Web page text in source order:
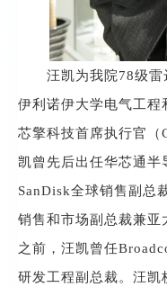
汪凯为我院78级雷
伊利诺伊大学电气工程
芯擎科技首席执行官（
凯曾先后出任华芯通半
SanDisk全球销售副总
销售和市场副总裁兼亚
之前，汪凯曾任
研发工程副总裁。汪凯